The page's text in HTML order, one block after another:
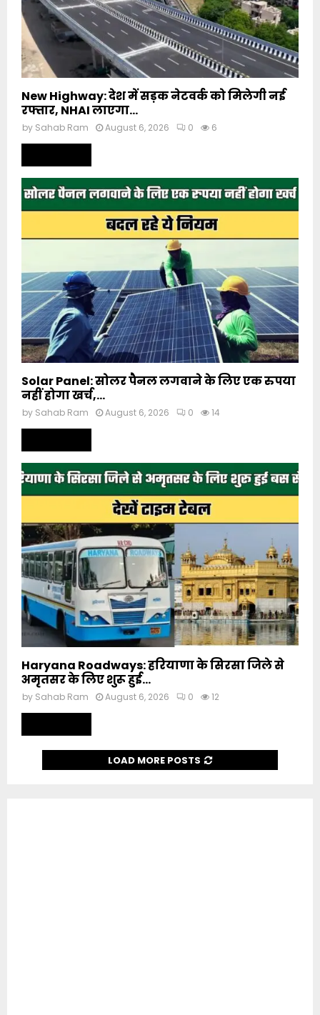
New Highway: देश में सड़क नेटवर्क को मिलेगी नई
रफ्तार, NHAI लाएगा...
by Sahab Ram August 6, 2026 0 6
Solar Panel: सोलर पैनल लगवाने के लिए एक रुपया
नहीं होगा खर्च,...
by Sahab Ram August 6, 2026 0 14
Haryana Roadways: हरियाणा के सिरसा जिले से
अमृतसर के लिए शुरू हुई...
by Sahab Ram August 6, 2026 0 12
LOAD MORE POSTS